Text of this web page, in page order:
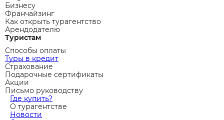
Бизнесу
Франчайзинг
Как открыть турагентство
Арендодателю
Туристам
Способы оплаты
Туры в кредит
Страхование
Подарочные сертификаты
Акции
Письмо руководству
Где купить?
О турагентстве
Новости